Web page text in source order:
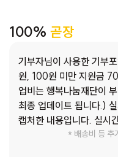
였습니다. 그때도 예승(가
반을 마련했습니다. 가정
면서 연락을 잠시 멈추게
건 예승(가명)이의 큰 누
과 함께요. 벌써 9년이
학년이 되었습니다. 다시
래 전 먹다 남긴 음식물,
100% 곧장
기부자님이 사용한 기부
원, 100원 미만 지원금
업비는 행복나눔재단이
최종 업데이트 됩니다.)
캡처한 내용입니다. 실시
* 배송비 등 추